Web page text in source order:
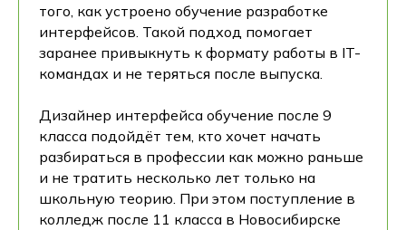
того, как устроено обучение разработке
интерфейсов. Такой подход помогает
заранее привыкнуть к формату работы в IT-
командах и не теряться после выпуска.
Дизайнер интерфейса обучение после 9
класса подойдёт тем, кто хочет начать
разбираться в профессии как можно раньше
и не тратить несколько лет только на
школьную теорию. При этом поступление в
колледж после 11 класса в Новосибирске